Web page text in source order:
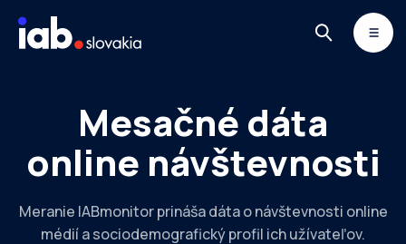
NEWSLETTER
Mesačné dáta
online návštevnosti
Meranie IABmonitor prináša dáta o návštevnosti online
médií a sociodemografický profil ich užívateľov.